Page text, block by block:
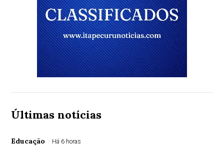
Últimas notícias
Educação Há 6 horas